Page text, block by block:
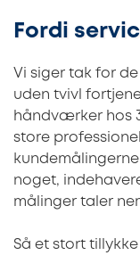
Fordi
Vi siger tak for
uden tvivl
håndværker hos
store
noget,
målinger taler
Så et stort